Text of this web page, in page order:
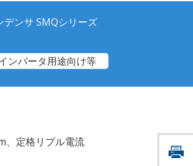
ンサ SMQシリーズ
ンバータ用途向け等
、定格リプル電流